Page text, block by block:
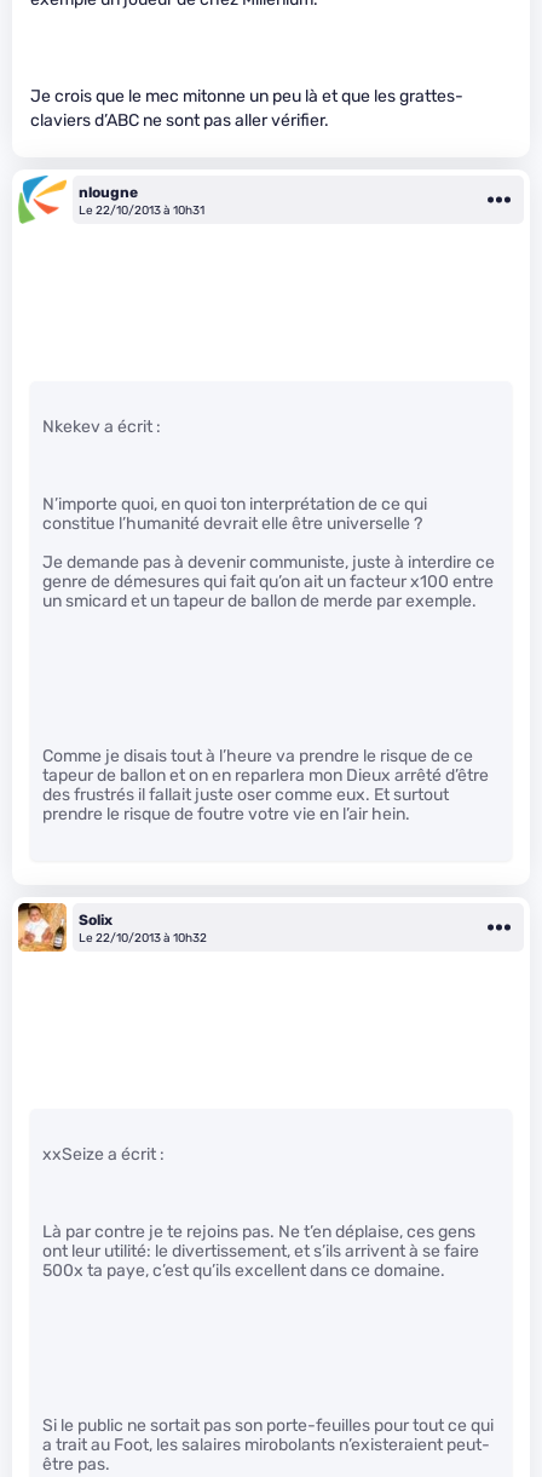
Je crois que le mec mitonne un peu là et que les grattes-
claviers d’ABC ne sont pas aller vérifier.
nlougne
Le 22/10/2013 à 10h31
Nkekev a écrit :
N’importe quoi, en quoi ton interprétation de ce qui
constitue l’humanité devrait elle être universelle ?
Je demande pas à devenir communiste, juste à interdire ce
genre de démesures qui fait qu’on ait un facteur x100 entre
un smicard et un tapeur de ballon de merde par exemple.
Comme je disais tout à l’heure va prendre le risque de ce
tapeur de ballon et on en reparlera mon Dieux arrêté d’être
des frustrés il fallait juste oser comme eux. Et surtout
prendre le risque de foutre votre vie en l’air hein.
Solix
Le 22/10/2013 à 10h32
xxSeize a écrit :
Là par contre je te rejoins pas. Ne t’en déplaise, ces gens
ont leur utilité: le divertissement, et s’ils arrivent à se faire
500x ta paye, c’est qu’ils excellent dans ce domaine.
Si le public ne sortait pas son porte-feuilles pour tout ce qui
a trait au Foot, les salaires mirobolants n’existeraient peut-
être pas.